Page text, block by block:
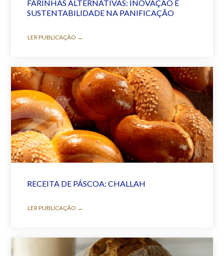
FARINHAS ALTERNATIVAS: INOVAÇÃO E
SUSTENTABILIDADE NA PANIFICAÇÃO
LER PUBLICAÇÃO →
RECEITA DE PÁSCOA: CHALLAH
LER PUBLICAÇÃO →